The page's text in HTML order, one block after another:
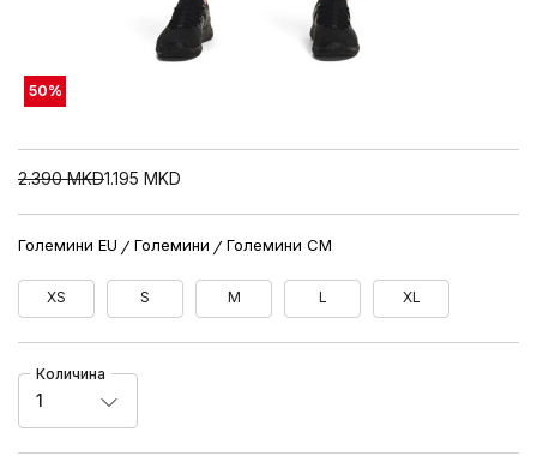
50%
2.390 MKD1.195 MKD
Големини EU Големини Големини CM
XS S M L XL
Количина
1